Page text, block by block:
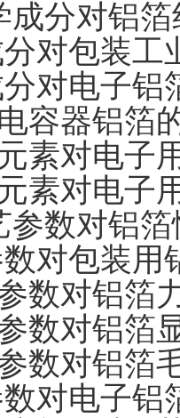
成分对铝
对包装
对电子
容器铝箔
素对电子
素对电子
参数对铝
对包装用
数对铝箔
数对铝箔
数对铝箔
对电子铝